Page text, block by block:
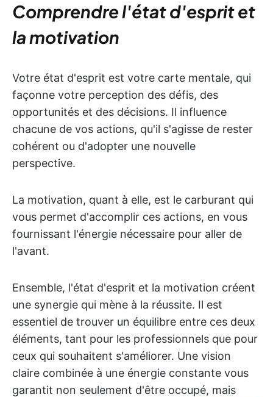
Comprendre l'état d'esprit et
la motivation
Votre état d'esprit est votre carte mentale, qui
façonne votre perception des défis, des
opportunités et des décisions. Il influence
chacune de vos actions, qu'il s'agisse de rester
cohérent ou d'adopter une nouvelle
perspective.
La motivation, quant à elle, est le carburant qui
vous permet d'accomplir ces actions, en vous
fournissant l'énergie nécessaire pour aller de
l'avant.
Ensemble, l'état d'esprit et la motivation créent
une synergie qui mène à la réussite. Il est
essentiel de trouver un équilibre entre ces deux
éléments, tant pour les professionnels que pour
ceux qui souhaitent s'améliorer. Une vision
claire combinée à une énergie constante vous
garantit non seulement d'être occupé, mais